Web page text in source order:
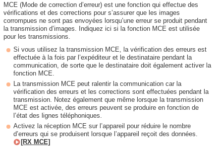
MCE (Mode de correction d’erreur) est une fonction qui effectue des
vérifications et des corrections pour s’assurer que les images
corrompues ne sont pas envoyées lorsqu’une erreur se produit pendant
la transmission d’images. Indiquez ici si la fonction MCE est utilisée
pour les transmissions.
Si vous utilisez la transmission MCE, la vérification des erreurs est
effectuée à la fois par l’expéditeur et le destinataire pendant la
communication, de sorte que le destinataire doit également activer la
fonction MCE.
La transmission MCE peut ralentir la communication car la
vérification des erreurs et les corrections sont effectuées pendant la
transmission. Notez également que même lorsque la transmission
MCE est activée, des erreurs peuvent se produire en fonction de
l’état des lignes téléphoniques.
Activez la réception MCE sur l’appareil pour réduire le nombre
d’erreurs qui se produisent lorsque l’appareil reçoit des données.
[RX MCE]